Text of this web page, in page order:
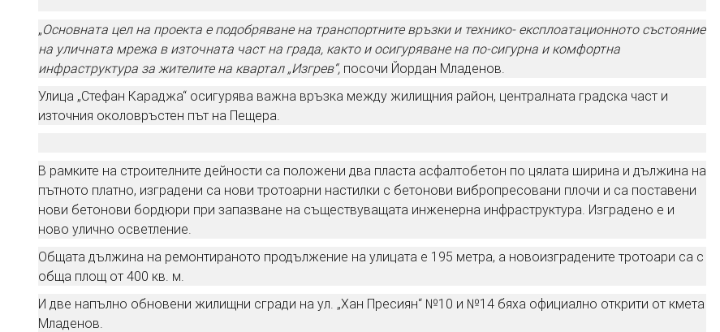
„Основната цел на проекта е подобряване на транспортните връзки и технико- експлоатационното състояние
на уличната мрежа в източната част на града, както и осигуряване на по-сигурна и комфортна
инфраструктура за жителите на квартал „Изгрев“, посочи Йордан Младенов.
Улица „Стефан Караджа“ осигурява важна връзка между жилищния район, централната градска част и
източния околовръстен път на Пещера.
В рамките на строителните дейности са положени два пласта асфалтобетон по цялата ширина и дължина на
пътното платно, изградени са нови тротоарни настилки с бетонови вибропресовани плочи и са поставени
нови бетонови бордюри при запазване на съществуващата инженерна инфраструктура. Изградено е и
ново улично осветление.
Общата дължина на ремонтираното продължение на улицата е 195 метра, а новоизградените тротоари са с
обща площ от 400 кв. м.
И две напълно обновени жилищни сгради на ул. „Хан Пресиян“ №10 и №14 бяха официално открити от кмета
Младенов.